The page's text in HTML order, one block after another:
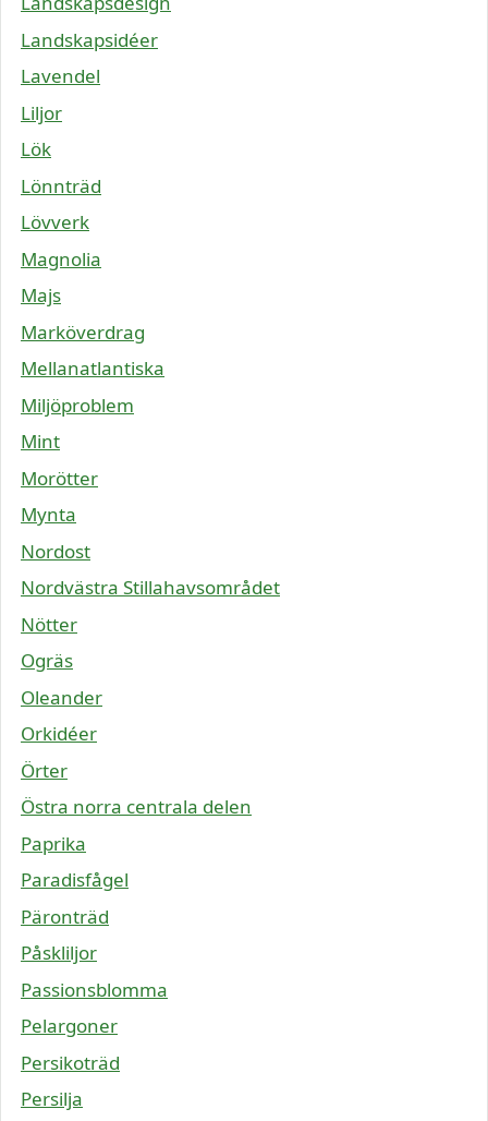
Landskapsidéer
Lavendel
Liljor
Lök
Lönnträd
Lövverk
Magnolia
Majs
Marköverdrag
Mellanatlantiska
Miljöproblem
Mint
Morötter
Mynta
Nordost
Nordvästra Stillahavsområdet
Nötter
Ogräs
Oleander
Orkidéer
Örter
Östra norra centrala delen
Paprika
Paradisfågel
Päronträd
Påskliljor
Passionsblomma
Pelargoner
Persikoträd
Persilja